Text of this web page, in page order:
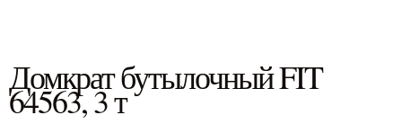
Домкрат бутылочный FIT
64563, 3 т